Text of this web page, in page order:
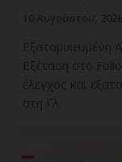
Εξέταση στο
έλεγχος και
στη Γλ